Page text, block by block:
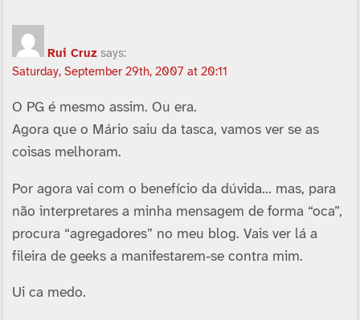
Rui Cruz says:
Saturday, September 29th, 2007 at 20:11
O PG é mesmo assim. Ou era.
Agora que o Mário saiu da tasca, vamos ver se as
coisas melhoram.
Por agora vai com o benefí­cio da dúvida… mas, para
não interpretares a minha mensagem de forma “oca”,
procura “agregadores” no meu blog. Vais ver lá a
fileira de geeks a manifestarem-se contra mim.
Ui ca medo.